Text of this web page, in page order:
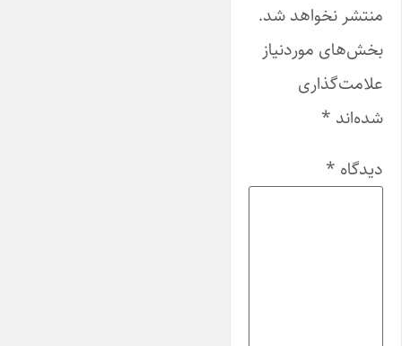
منتشر نخواهد شد.
بخش‌های موردنیاز
علامت‌گذاری
شده‌اند *
دیدگاه *